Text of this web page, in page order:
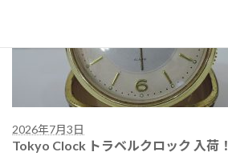
2026年7月3日
Tokyo Clock トラベルクロック 入荷！